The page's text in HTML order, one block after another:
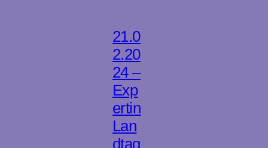
21.0
2.20
24 –
Exp
ertin
Lan
dtag